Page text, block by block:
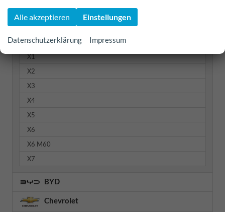
M5
Weitere
X1
X2
X3
X4
X5
X6
X6 M60
X7
BYD
Chevrolet
Alle akzeptieren Einstellungen
Datenschutzerklärung Impressum